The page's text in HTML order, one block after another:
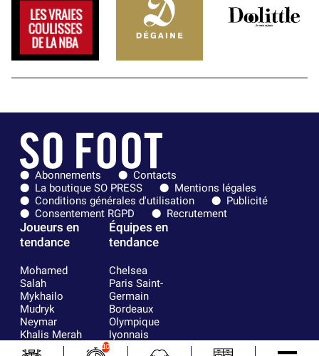
Abonnements
Contacts
La boutique SO PRESS
Mentions légales
Conditions générales d'utilisation
Publicité
Consentement RGPD
Recrutement
Joueurs en
tendance
Mohamed
Salah
Mykhailo
Mudryk
Neymar
Khalis Merah
Loïs Openda
Équipes en
tendance
Chelsea
Paris Saint-
Germain
Bordeaux
Olympique
lyonnais
FIFA
10